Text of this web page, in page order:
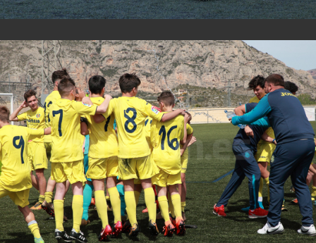
View Fullscreen